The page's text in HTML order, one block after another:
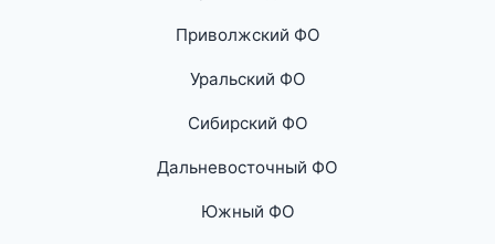
Приволжский ФО
Уральский ФО
Сибирский ФО
Дальневосточный ФО
Южный ФО